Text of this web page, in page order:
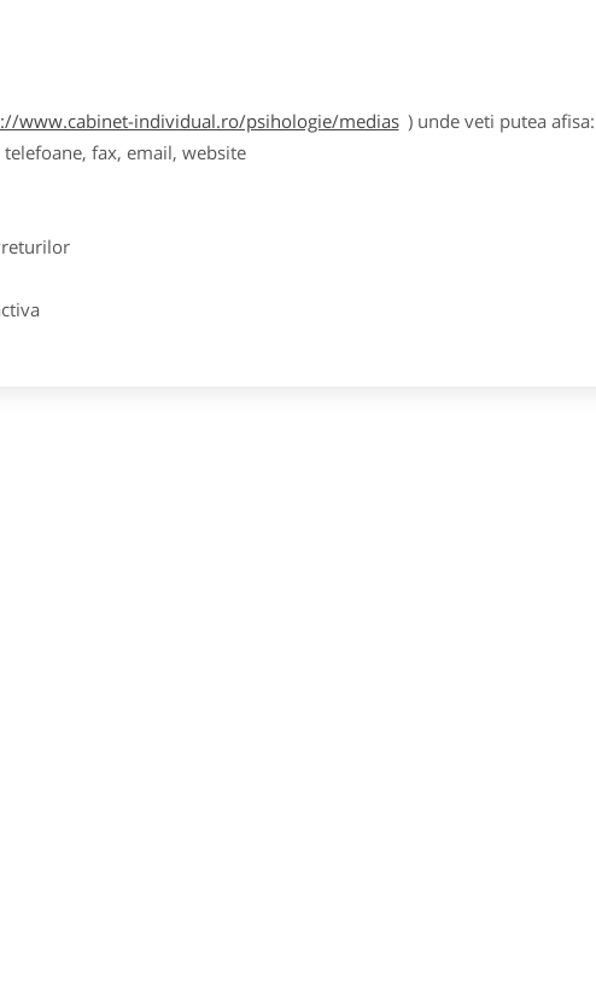
www.cabinet-individual.ro/psihologie/medias ) unde veti putea afisa:
fax, email, website